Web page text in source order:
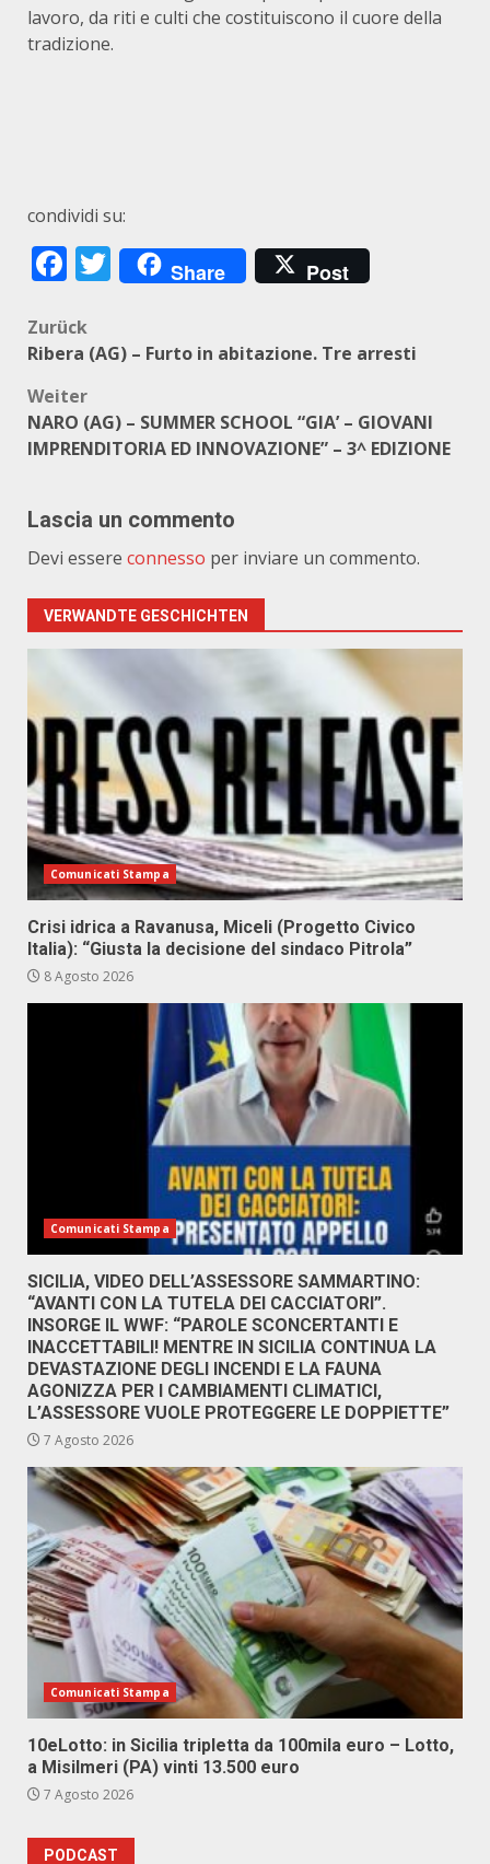
lavoro, da riti e culti che costituiscono il cuore della
tradizione.
condividi su:
Facebook
Twitter
Share Post
Beitragsnavigation
Zurück
Ribera (AG) – Furto in abitazione. Tre arresti
Weiter
NARO (AG) – SUMMER SCHOOL “GIA’ – GIOVANI
IMPRENDITORIA ED INNOVAZIONE” – 3^ EDIZIONE
Lascia un commento
Devi essere connesso per inviare un commento.
VERWANDTE GESCHICHTEN
Comunicati Stampa
Crisi idrica a Ravanusa, Miceli (Progetto Civico
Italia): “Giusta la decisione del sindaco Pitrola”
8 Agosto 2026
Comunicati Stampa
SICILIA, VIDEO DELL’ASSESSORE SAMMARTINO:
“AVANTI CON LA TUTELA DEI CACCIATORI”.
INSORGE IL WWF: “PAROLE SCONCERTANTI E
INACCETTABILI! MENTRE IN SICILIA CONTINUA LA
DEVASTAZIONE DEGLI INCENDI E LA FAUNA
AGONIZZA PER I CAMBIAMENTI CLIMATICI,
L’ASSESSORE VUOLE PROTEGGERE LE DOPPIETTE”
7 Agosto 2026
Comunicati Stampa
10eLotto: in Sicilia tripletta da 100mila euro – Lotto,
a Misilmeri (PA) vinti 13.500 euro
7 Agosto 2026
PODCAST